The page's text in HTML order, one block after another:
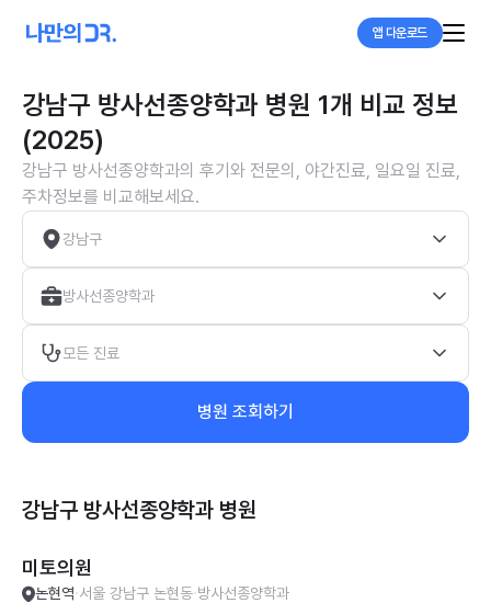
앱 다운로드
강남구 방사선종양학과 병원 1개 비교 정보
(2025)
강남구 방사선종양학과의 후기와 전문의, 야간진료, 일요일 진료,
주차정보를 비교해보세요.
강남구
방사선종양학과
모든 진료
병원 조회하기
강남구 방사선종양학과 병원
미토의원
논현역 서울 강남구 논현동 방사선종양학과